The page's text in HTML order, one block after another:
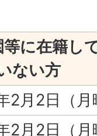
等に在籍し
ない方
2月2日（月
2月2日（